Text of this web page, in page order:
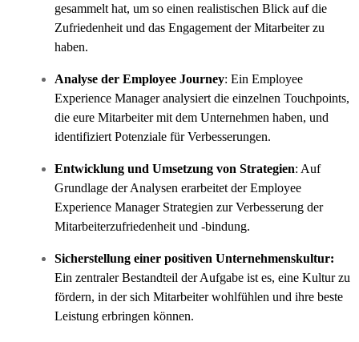
gesammelt hat, um so einen realistischen Blick auf die
Zufriedenheit und das Engagement der Mitarbeiter zu
haben.
Analyse der Employee Journey: Ein Employee
Experience Manager analysiert die einzelnen Touchpoints,
die eure Mitarbeiter mit dem Unternehmen haben, und
identifiziert Potenziale für Verbesserungen.
Entwicklung und Umsetzung von Strategien: Auf
Grundlage der Analysen erarbeitet der Employee
Experience Manager Strategien zur Verbesserung der
Mitarbeiterzufriedenheit und -bindung.
Sicherstellung einer positiven Unternehmenskultur:
Ein zentraler Bestandteil der Aufgabe ist es, eine Kultur zu
fördern, in der sich Mitarbeiter wohlfühlen und ihre beste
Leistung erbringen können.